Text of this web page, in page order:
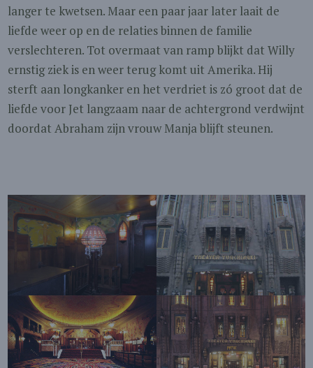
langer te kwetsen. Maar een paar jaar later laait de
liefde weer op en de relaties binnen de familie
verslechteren. Tot overmaat van ramp blijkt dat Willy
ernstig ziek is en weer terug komt uit Amerika. Hij
sterft aan longkanker en het verdriet is zó groot dat de
liefde voor Jet langzaam naar de achtergrond verdwijnt
doordat Abraham zijn vrouw Manja blijft steunen.